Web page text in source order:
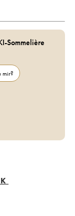
Sommelière
mir?